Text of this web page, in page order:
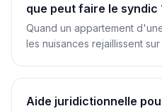
que peut faire le syndic
Quand un appartement
les nuisances rejaillissent
Aide juridictionnelle